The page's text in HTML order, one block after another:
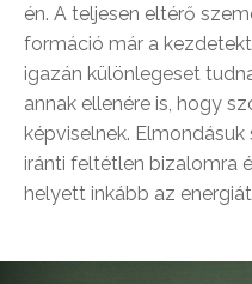
én. A teljesen eltérő
formáció már a
igazán különlegeset
annak ellenére is, hogy
képviselnek.
iránti feltétlen bizalomra
helyett inkább az